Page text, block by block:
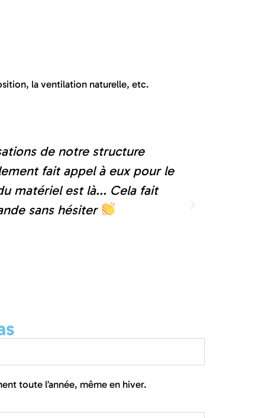
la ventilation naturelle, etc.
toute l’année, même en hiver.